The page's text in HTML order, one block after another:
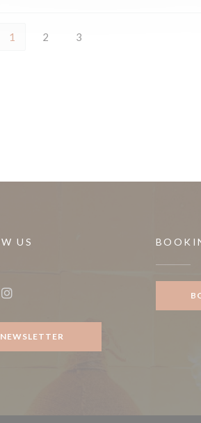
1 2 3
US
NEWSLETTER